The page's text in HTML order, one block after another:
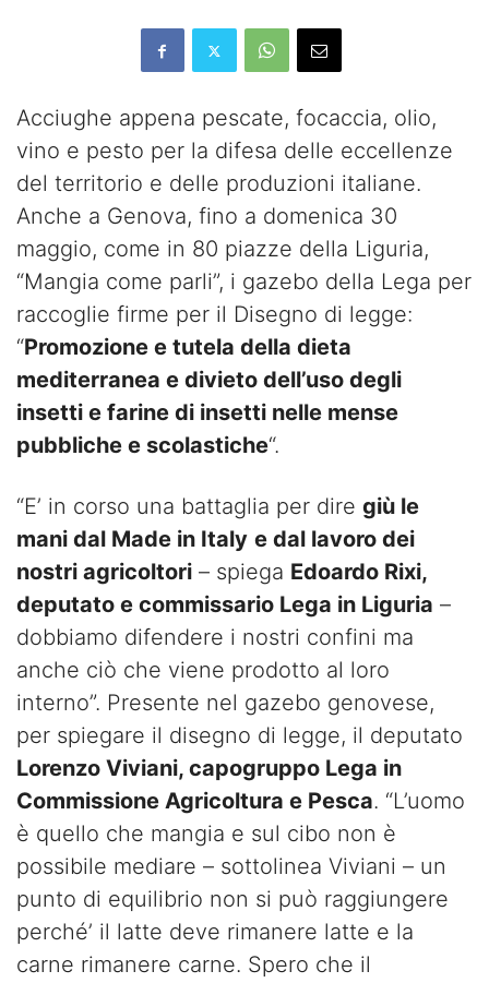
Acciughe appena pescate, focaccia, olio,
vino e pesto per la difesa delle eccellenze
del territorio e delle produzioni italiane.
Anche a Genova, fino a domenica 30
maggio, come in 80 piazze della Liguria,
“Mangia come parli”, i gazebo della Lega per
raccoglie firme per il Disegno di legge:
“Promozione e tutela della dieta
mediterranea e divieto dell’uso degli
insetti e farine di insetti nelle mense
pubbliche e scolastiche“.
“E’ in corso una battaglia per dire giù le
mani dal Made in Italy e dal lavoro dei
nostri agricoltori – spiega Edoardo Rixi,
deputato e commissario Lega in Liguria –
dobbiamo difendere i nostri confini ma
anche ciò che viene prodotto al loro
interno”. Presente nel gazebo genovese,
per spiegare il disegno di legge, il deputato
Lorenzo Viviani, capogruppo Lega in
Commissione Agricoltura e Pesca. “L’uomo
è quello che mangia e sul cibo non è
possibile mediare – sottolinea Viviani – un
punto di equilibrio non si può raggiungere
perché’ il latte deve rimanere latte e la
carne rimanere carne. Spero che il